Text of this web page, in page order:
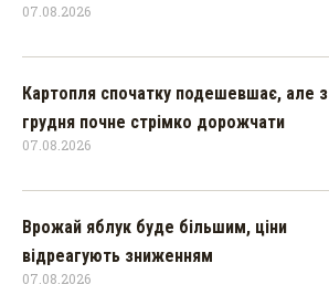
07.08.2026
Картопля спочатку подешевшає, але з
грудня почне стрімко дорожчати
07.08.2026
Врожай яблук буде більшим, ціни
відреагують зниженням
07.08.2026